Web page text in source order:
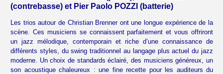
(contrebasse) et Pier Paolo POZZI (batterie)
Les trios autour de Christian Brenner ont une longue expérience de la
scène. Ces musiciens se connaissent parfaitement et vous offriront
un jazz mélodique, contemporain et riche d’une connaissance de
différents styles, du swing traditionnel au langage plus actuel du jazz
moderne. Un choix de standards éclairé, des musiciens généreux, un
son acoustique chaleureux : une fine recette pour les auditeurs du